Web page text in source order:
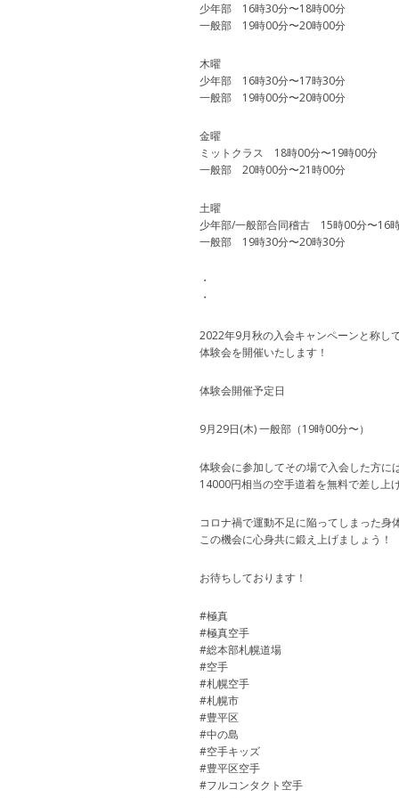
少年部 16時30分〜18時00分
一般部 19時00分〜20時00分
木曜
少年部 16時30分〜17時30分
一般部 19時00分〜20時00分
金曜
ミットクラス 18時00分〜19時00分
一般部 20時00分〜21時00分
土曜
少年部/一般部合同稽古 15時00分〜16
一般部 19時30分〜20時30分
・
・
2022年9月秋の入会キャンペーンと称し
体験会を開催いたします！
体験会開催予定日
9月29日(木) 一般部（19時00分〜）
体験会に参加してその場で入会した方に
14000円相当の空手道着を無料で差し上
コロナ禍で運動不足に陥ってしまった身
この機会に心身共に鍛え上げましょう！
お待ちしております！
#極真
#極真空手
#総本部札幌道場
#空手
#札幌空手
#札幌市
#豊平区
#中の島
#空手キッズ
#豊平区空手
#フルコンタクト空手